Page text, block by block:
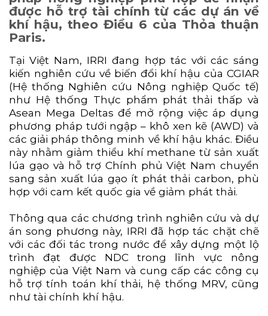
được hỗ trợ tài chính từ các dự án về
khí hậu, theo Điều 6 của Thỏa thuận
Paris.
Tại Việt Nam, IRRI đang hợp tác với các sáng
kiến nghiên cứu về biến đổi khí hậu của CGIAR
(Hệ thống Nghiên cứu Nông nghiệp Quốc tế)
như Hệ thống Thực phẩm phát thải thấp và
Asean Mega Deltas để mở rộng việc áp dụng
phương pháp tưới ngập – khô xen kẽ (AWD) và
các giải pháp thông minh về khí hậu khác. Điều
này nhằm giảm thiểu khí methane từ sản xuất
lúa gạo và hỗ trợ Chính phủ Việt Nam chuyển
sang sản xuất lúa gạo ít phát thải carbon, phù
hợp với cam kết quốc gia về giảm phát thải.
Thông qua các chương trình nghiên cứu và dự
án song phương này, IRRI đã hợp tác chặt chẽ
với các đối tác trong nước để xây dựng một lộ
trình đạt được NDC trong lĩnh vực nông
nghiệp của Việt Nam và cung cấp các công cụ
hỗ trợ tính toán khí thải, hệ thống MRV, cũng
như tài chính khí hậu.